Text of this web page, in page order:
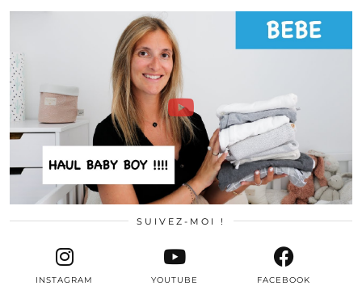
SUIVEZ-MOI !
INSTAGRAM FACEBOOK
YOUTUBE